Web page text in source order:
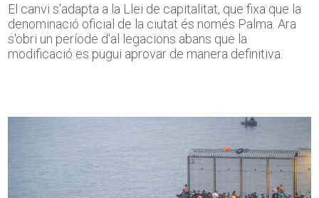
El canvi s'adapta a la Llei de capitalitat, que fixa que la
denominació oficial de la ciutat és només Palma. Ara
s'obri un període d'al·legacions abans que la
modificació es pugui aprovar de manera definitiva.